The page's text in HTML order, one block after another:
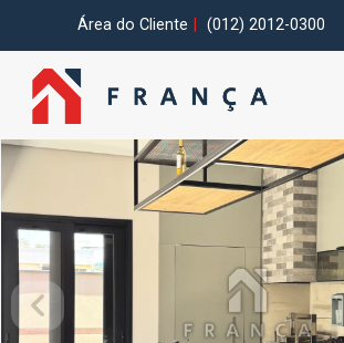
Área do Cliente (012) 2012-0300